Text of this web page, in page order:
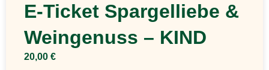
E-Ticket Spargelliebe &
Weingenuss – KIND
20,00 €